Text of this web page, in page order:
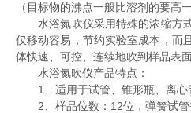
（目标物的沸点一般比溶剂的要高
水浴氮吹仪采用特殊的浓缩方式
仅移动容易，节约实验室成本，而
体快速、可控、连续地吹到样品表
水浴氮吹仪产品特点：
1、适用于试管、锥形瓶、离心
2、样品位数：12位，弹簧试管